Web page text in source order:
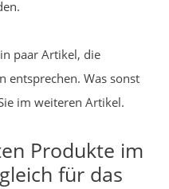
paar Artikel, die
entsprechen. Was sonst
im weiteren Artikel.
Produkte im
für das